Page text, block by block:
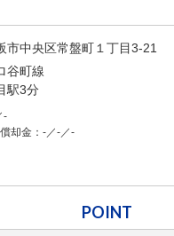
市中央区常盤町１丁目3-21
谷町線
駅3分
-
却金：-／-／-
POINT